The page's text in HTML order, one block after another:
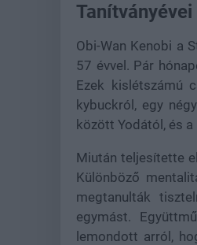
Tanítványévei
Obi-Wan Kenobi a
57 évvel. Pár
Ezek kislétszámú
kybuckról, egy
között Yodától, és
Miután teljesítette
Különböző
megtanulták
egymást.
lemondott arról,